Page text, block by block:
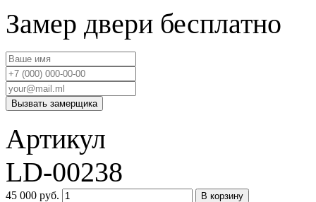
Замер двери бесплатно
Вызвать замерщика
Артикул
LD-00238
45 000 руб. В корзину